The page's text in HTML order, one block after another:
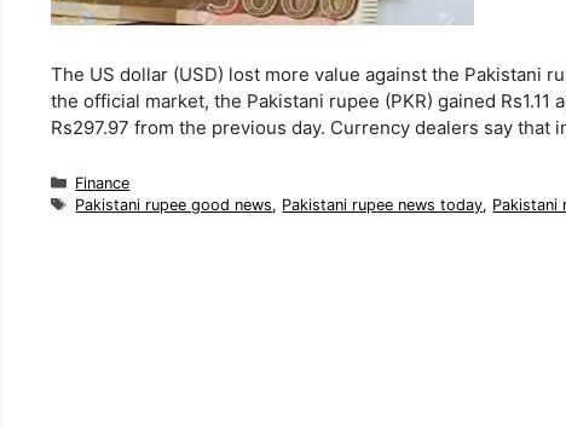
The US dollar (USD) lost more value against the Pakistani
the official market, the Pakistani rupee (PKR) gained
Rs297.97 from the previous day. Currency dealers say that
Categories
Finance
Tags
Pakistani rupee good news, Pakistani rupee news today, Pakistani